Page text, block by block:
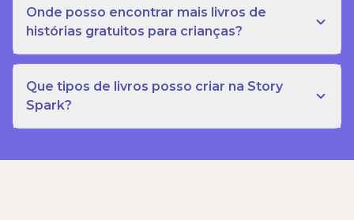
Onde posso encontrar mais livros de
histórias gratuitos para crianças?
Que tipos de livros posso criar na Story
Spark?